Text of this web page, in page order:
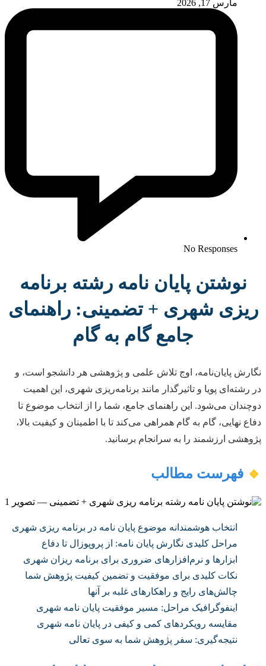
مارس 17, 2026
No Responses
نوشتن پایان نامه رشته برنامه
ریزی شهری + تضمینی: راهنمای
جامع گام به گام
نگارش پایان‌نامه، اوج تلاش علمی و پژوهشی هر دانشجو است، و
در رشته‌ای پویا و تاثیرگذار مانند برنامه‌ریزی شهری، این اهمیت
دوچندان می‌شود. این راهنمای جامع، شما را از انتخاب موضوع تا
دفاع نهایی، گام به گام همراهی می‌کند تا با اطمینان و کیفیت بالا،
پژوهشی ارزشمند را به سرانجام برسانید.
🔹 فهرست مطالب
انتخاب هوشمندانه موضوع پایان نامه در برنامه ریزی شهری
مراحل کلیدی نگارش پایان نامه: از پروپوزال تا دفاع
ابزارها و نرم‌افزارهای ضروری برای برنامه ریزان شهری
نکات کلیدی برای موفقیت و تضمین کیفیت پژوهش شما
چالش‌های رایج و راهکارهای غلبه بر آنها
اینفوگرافیک مراحل: مسیر موفقیت پایان نامه شهری
مقایسه رویکردهای کمی و کیفی در پایان نامه شهری
نتیجه‌گیری: سفر پژوهش شما به سوی تعالی